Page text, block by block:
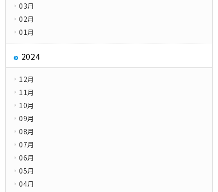
03月
02月
01月
2024
12月
11月
10月
09月
08月
07月
06月
05月
04月